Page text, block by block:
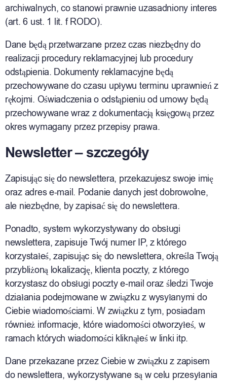
archiwalnych, co stanowi prawnie uzasadniony interes
(art. 6 ust. 1 lit. f RODO).
Dane będą przetwarzane przez czas niezbędny do
realizacji procedury reklamacyjnej lub procedury
odstąpienia. Dokumenty reklamacyjne będą
przechowywane do czasu upływu terminu uprawnień z
rękojmi. Oświadczenia o odstąpieniu od umowy będą
przechowywane wraz z dokumentacją księgową przez
okres wymagany przez przepisy prawa.
Newsletter – szczegóły
Zapisując się do newslettera, przekazujesz swoje imię
oraz adres e-mail. Podanie danych jest dobrowolne,
ale niezbędne, by zapisać się do newslettera.
Ponadto, system wykorzystywany do obsługi
newslettera, zapisuje Twój numer IP, z którego
korzystałeś, zapisując się do newslettera, określa Twoją
przybliżoną lokalizację, klienta poczty, z którego
korzystasz do obsługi poczty e-mail oraz śledzi Twoje
działania podejmowane w związku z wysyłanymi do
Ciebie wiadomościami. W związku z tym, posiadam
również informacje, które wiadomości otworzyłeś, w
ramach których wiadomości kliknąłeś w linki itp.
Dane przekazane przez Ciebie w związku z zapisem
do newslettera, wykorzystywane są w celu przesyłania